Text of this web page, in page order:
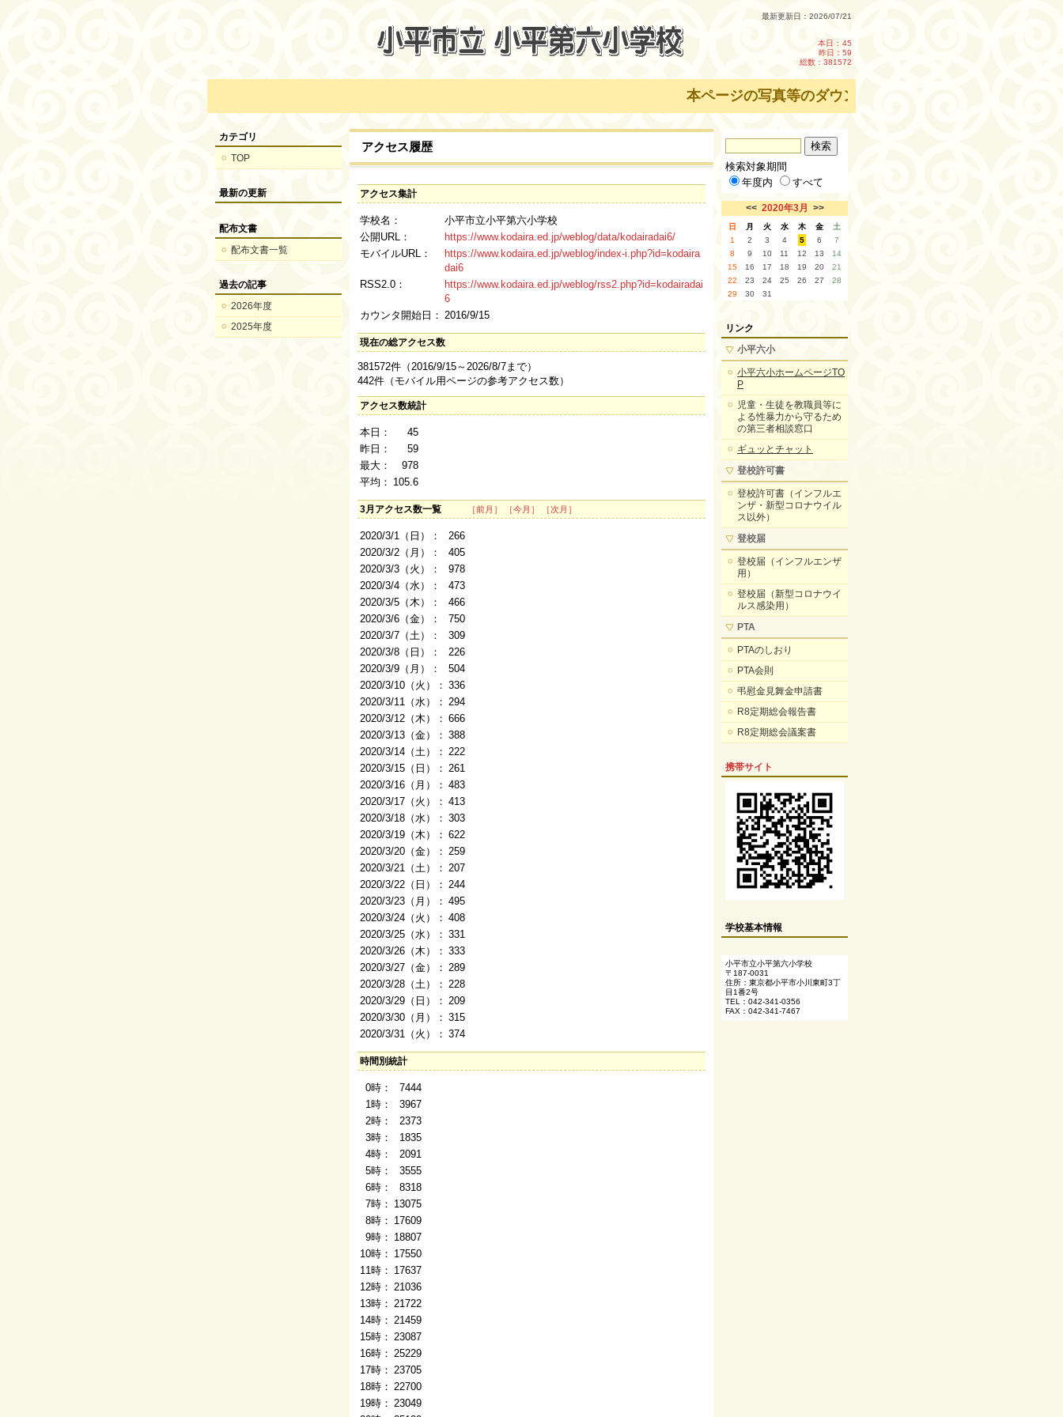
最新更新日：2026/07/21
本日： 45
昨日：59
総数：381572
本ページの写真等のダウンロード・転載を禁止します。
カテゴリ
TOP
最新の更新
配布文書
配布文書一覧
過去の記事
2026年度
2025年度
アクセス履歴
アクセス集計
学校名：
小平市立小平第六小学校
公開URL：
https://www.kodaira.ed.jp/weblog/data/kodairadai6/
モバイルURL：
https://www.kodaira.ed.jp/weblog/index-i.php?id=kodaira
dai6
RSS2.0：
https://www.kodaira.ed.jp/weblog/rss2.php?id=kodairadai
6
カウンタ開始日： 2016/9/15
現在の総アクセス数
381572件（2016/9/15～2026/8/7まで）
442件（モバイル用ページの参考アクセス数）
アクセス数統計
本日：
45
昨日：
59
最大：
978
平均： 105.6
3月アクセス数一覧 ［前月］ ［今月］ ［次月］
2020/3/1（日）：
266
2020/3/2（月）：
405
2020/3/3（火）：
978
2020/3/4（水）：
473
2020/3/5（木）：
466
2020/3/6（金）：
750
2020/3/7（土）：
309
2020/3/8（日）：
226
2020/3/9（月）：
504
2020/3/10（火）： 336
2020/3/11（水）： 294
2020/3/12（木）： 666
2020/3/13（金）： 388
2020/3/14（土）： 222
2020/3/15（日）： 261
2020/3/16（月）： 483
2020/3/17（火）： 413
2020/3/18（水）： 303
2020/3/19（木）： 622
2020/3/20（金）： 259
2020/3/21（土）： 207
2020/3/22（日）： 244
2020/3/23（月）： 495
2020/3/24（火）： 408
2020/3/25（水）： 331
2020/3/26（木）： 333
2020/3/27（金）： 289
2020/3/28（土）： 228
2020/3/29（日）： 209
2020/3/30（月）： 315
2020/3/31（火）： 374
時間別統計
0時：
7444
1時：
3967
2時：
2373
3時：
1835
4時：
2091
5時：
3555
6時：
8318
7時： 13075
8時： 17609
9時： 18807
10時： 17550
11時： 17637
12時： 21036
13時： 21722
14時： 21459
15時： 23087
16時： 25229
17時： 23705
18時： 22700
19時： 23049
検索対象期間
年度内
すべて
<< 2020年3月 >>
日 月 火 水 木 金
土
1
2 3 4 5 6
7
8
9 10 11 12 13
14
15
16 17 18 19 20
21
22
23 24 25 26 27
28
29
30 31
リンク
小平六小
小平六小ホームページTO
P
児童・生徒を教職員等に
よる性暴力から守るため
の第三者相談窓口
ギュッとチャット
登校許可書
登校許可書（インフルエ
ンザ・新型コロナウイル
ス以外）
登校届
登校届（インフルエンザ
用）
登校届（新型コロナウイ
ルス感染用）
PTA
PTAのしおり
PTA会則
弔慰金見舞金申請書
R8定期総会報告書
R8定期総会議案書
携帯サイト
学校基本情報
小平市立小平第六小学校
〒187-0031
住所：東京都小平市小川東町3丁
目1番2号
TEL：042-341-0356
FAX：042-341-7467